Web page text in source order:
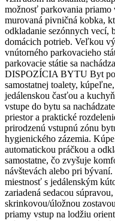
možnosť parkovania priamo
murovaná pivničná kobka,
odkladanie sezónnych vecí,
domácich potrieb. Veľkou
vnútorného parkovacieho
parkovacie státie sa
DISPOZÍCIA BYTU Byt
samostatnej toalety,
jedálenskou časťou a
vstupe do bytu sa
priestor a praktické
prirodzenú vstupnú zónu
hygienického zázemia.
automatickou práčkou a
samostatne, čo zvyšuje
návštevách alebo pri
miestnosť s jedálenským
zariadená sedacou
skrinkovou/úložnou
priamy vstup na lodžiu